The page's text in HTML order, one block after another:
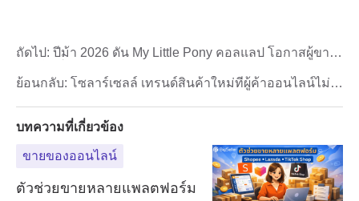
ย้อนกลับ: โซลาร์เซลล์ เทรนด์สินค้าใหม่ที่ผู้ค้าออนไลน์ไม่
ถัดไป: ปีม้า 2026 ดัน My Little Pony คอลแลป โอกาสผู้ขาย
บทความที่เกี่ยวข้อง
ขายของออนไลน์
ตัวช่วยขายหลายแพลตฟอร์ม